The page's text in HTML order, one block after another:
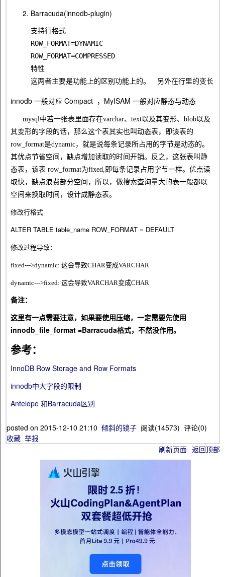
Barracuda(innodb-plugin)
支持行格式
ROW_FORMAT=DYNAMIC
ROW_FORMAT=COMPRESSED
特性
这两者主要是功能上的区别功能上的。　另外在行里的变
innodb 一般对应 Compact ，MyISAM 一般对应静态与动态
mysql中若一张表里面存在varchar、text以及其变形、blob以及
其变形的字段的话，那么这个表其实也叫动态表，即该表的
row_format是dynamic，就是说每条记录所占用的字节是动态的。
其优点节省空间，缺点增加读取的时间开销。反之，这张表叫静
态表，该表 row_format为fixed,即每条记录占用字节一样。优点读
取快，缺点浪费部分空间，所以，做搜索查询量大的表一般都以
空间来换取时间，设计成静态表。
修改行格式
ALTER TABLE table_name ROW_FORMAT = DEFAULT
修改过程导致：
fixed--->dynamic: 这会导致CHAR变成VARCHAR
dynamic--->fixed: 这会导致VARCHAR变成CHAR
备注：
这里有一点需要注意，如果要使用压缩，一定需要先使用
innodb_file_format =Barracuda格式，不然没作用。
参考：
InnoDB Row Storage and Row Formats
innodb中大字段的限制
Antelope 和Barracuda区别
posted on 2015-12-10 21:10 倾斜的镜子 阅读(14573) 评论(0)
收藏 举报
刷新页面 返回顶部